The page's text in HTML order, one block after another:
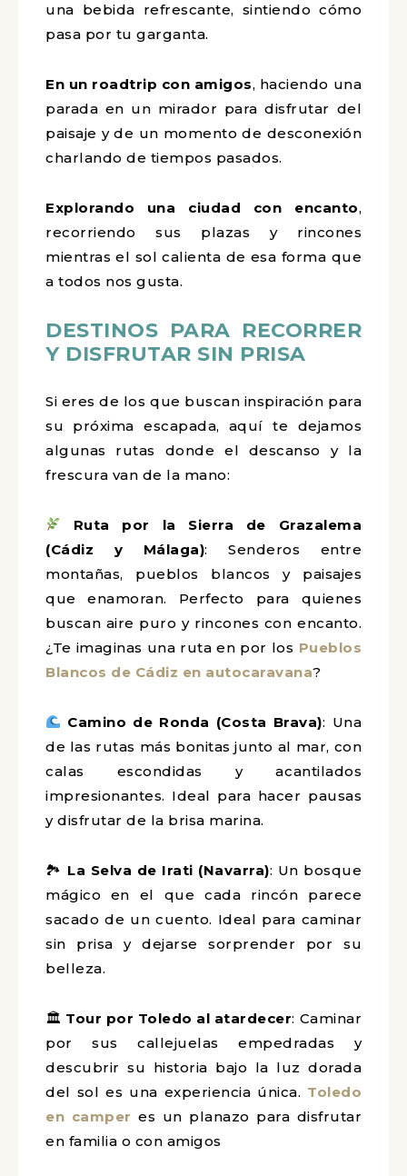
una bebida refrescante, sintiendo cómo
pasa por tu garganta.
En un roadtrip con amigos, haciendo una
parada en un mirador para disfrutar del
paisaje y de un momento de desconexión
charlando de tiempos pasados.
Explorando una ciudad con encanto,
recorriendo sus plazas y rincones
mientras el sol calienta de esa forma que
a todos nos gusta.
DESTINOS PARA RECORRER
Y DISFRUTAR SIN PRISA
Si eres de los que buscan inspiración para
su próxima escapada, aquí te dejamos
algunas rutas donde el descanso y la
frescura van de la mano:
Ruta por la Sierra de Grazalema
(Cádiz y Málaga): Senderos entre
montañas, pueblos blancos y paisajes
que enamoran. Perfecto para quienes
buscan aire puro y rincones con encanto.
¿Te imaginas una ruta en por los Pueblos
Blancos de Cádiz en autocaravana?
Camino de Ronda (Costa Brava): Una
de las rutas más bonitas junto al mar, con
calas escondidas y acantilados
impresionantes. Ideal para hacer pausas
y disfrutar de la brisa marina.
🏞 La Selva de Irati (Navarra): Un bosque
mágico en el que cada rincón parece
sacado de un cuento. Ideal para caminar
sin prisa y dejarse sorprender por su
belleza.
🏛 Tour por Toledo al atardecer: Caminar
por sus callejuelas empedradas y
descubrir su historia bajo la luz dorada
del sol es una experiencia única. Toledo
en camper es un planazo para disfrutar
en familia o con amigos